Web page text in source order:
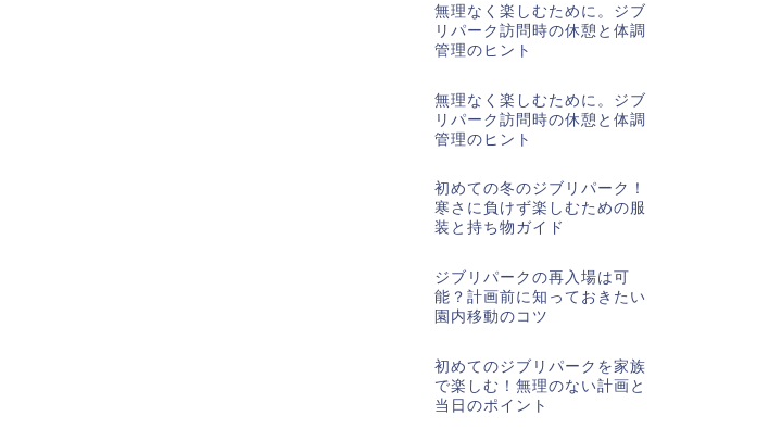
無理なく楽しむために。ジブ
リパーク訪問時の休憩と体調
管理のヒント
無理なく楽しむために。ジブ
リパーク訪問時の休憩と体調
管理のヒント
初めての冬のジブリパーク！
寒さに負けず楽しむための服
装と持ち物ガイド
ジブリパークの再入場は可
能？計画前に知っておきたい
園内移動のコツ
初めてのジブリパークを家族
で楽しむ！無理のない計画と
当日のポイント